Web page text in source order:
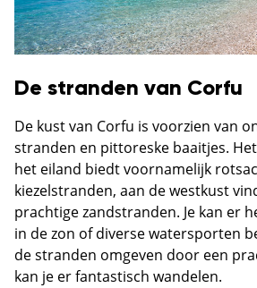
De stranden van Corfu
De kust van Corfu is voorzien van
stranden en pittoreske baaitjes.
het eiland biedt voornamelijk
kiezelstranden, aan de westkust
prachtige zandstranden. Je kan er
in de zon of diverse watersporten
de stranden omgeven door een
kan je er fantastisch wandelen.